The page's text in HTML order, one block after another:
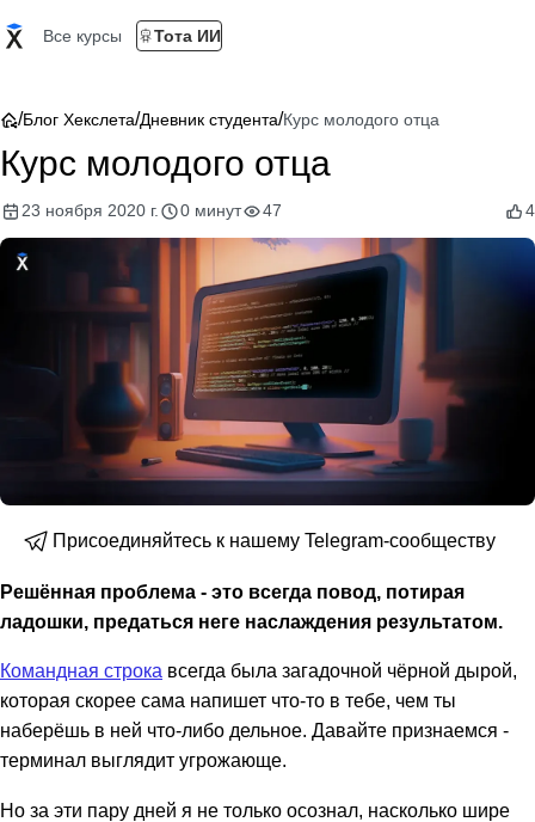
Все курсы Тота ИИ
/Блог Хекслета/Дневник студента/Курс молодого отца
Курс молодого отца
23 ноября 2020 г. 0 минут 47 4
Присоединяйтесь к нашему Telegram-сообществу
Решённая проблема - это всегда повод, потирая
ладошки, предаться неге наслаждения результатом.
Командная строка всегда была загадочной чёрной дырой,
которая скорее сама напишет что-то в тебе, чем ты
наберёшь в ней что-либо дельное. Давайте признаемся -
терминал выглядит угрожающе.
Но за эти пару дней я не только осознал, насколько шире